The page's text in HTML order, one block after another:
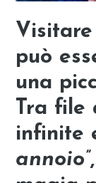
può
una
Tra file
infinite
annoio”